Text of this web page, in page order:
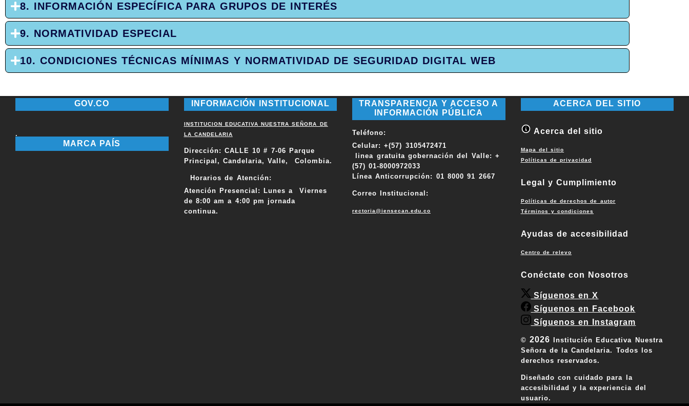
8. INFORMACIÓN ESPECÍFICA PARA GRUPOS DE INTERÉS
9. NORMATIVIDAD ESPECIAL
10. CONDICIONES TÉCNICAS MÍNIMAS Y NORMATIVIDAD DE SEGURIDAD DIGITAL WEB
GOV.CO
.
MARCA PAÍS
INFORMACIÓN INSTITUCIONAL
INSTITUCION EDUCATIVA NUESTRA SEÑORA DE
LA CANDELARIA
Dirección: CALLE 10 # 7-06 Parque
Principal, Candelaria, Valle, Colombia.
Horarios de Atención:
Atención Presencial: Lunes a Viernes
de 8:00 am a 4:00 pm jornada
continua.
TRANSPARENCIA Y ACCESO A
INFORMACIÓN PÚBLICA
Teléfono:
Celular: +(57) 3105472471
linea gratuita gobernación del Valle: +
(57) 01-8000972033
Línea Anticorrupción: 01 8000 91 2667
Correo Institucional:
rectoria@iensecan.edu.co
ACERCA DEL SITIO
Acerca del sitio
Mapa del sitio
Políticas de privacidad
Legal y Cumplimiento
Políticas de derechos de autor
Términos y condiciones
Ayudas de accesibilidad
Centro de relevo
Conéctate con Nosotros
Síguenos en X
Síguenos en Facebook
Síguenos en Instagram
© 2026 Institución Educativa Nuestra
Señora de la Candelaria. Todos los
derechos reservados.
Diseñado con cuidado para la
accesibilidad y la experiencia del
usuario.